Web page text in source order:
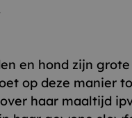
en hond zijn
op deze manier
haar maaltijd